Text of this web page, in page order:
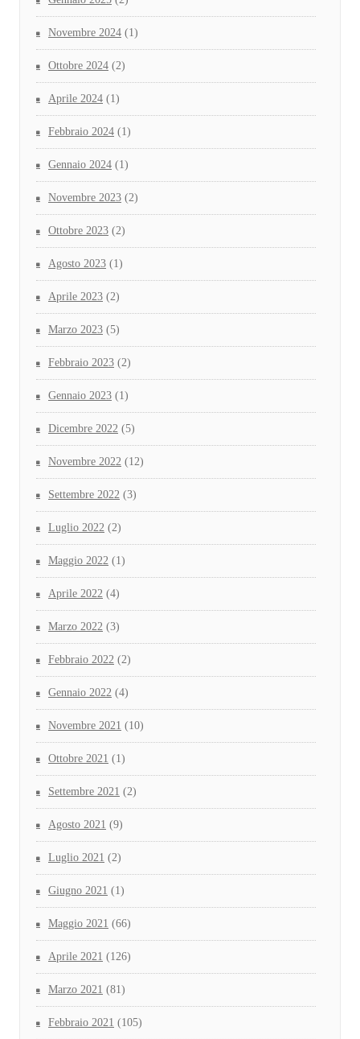
Novembre 2024 (1)
Ottobre 2024 (2)
Aprile 2024 (1)
Febbraio 2024 (1)
Gennaio 2024 (1)
Novembre 2023 (2)
Ottobre 2023 (2)
Agosto 2023 (1)
Aprile 2023 (2)
Marzo 2023 (5)
Febbraio 2023 (2)
Gennaio 2023 (1)
Dicembre 2022 (5)
Novembre 2022 (12)
Settembre 2022 (3)
Luglio 2022 (2)
Maggio 2022 (1)
Aprile 2022 (4)
Marzo 2022 (3)
Febbraio 2022 (2)
Gennaio 2022 (4)
Novembre 2021 (10)
Ottobre 2021 (1)
Settembre 2021 (2)
Agosto 2021 (9)
Luglio 2021 (2)
Giugno 2021 (1)
Maggio 2021 (66)
Aprile 2021 (126)
Marzo 2021 (81)
Febbraio 2021 (105)